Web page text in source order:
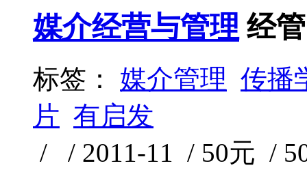
媒介经营与管理 经
标签： 媒介管理 传播
片 有启发
/ / 2011-11 / 50元 /